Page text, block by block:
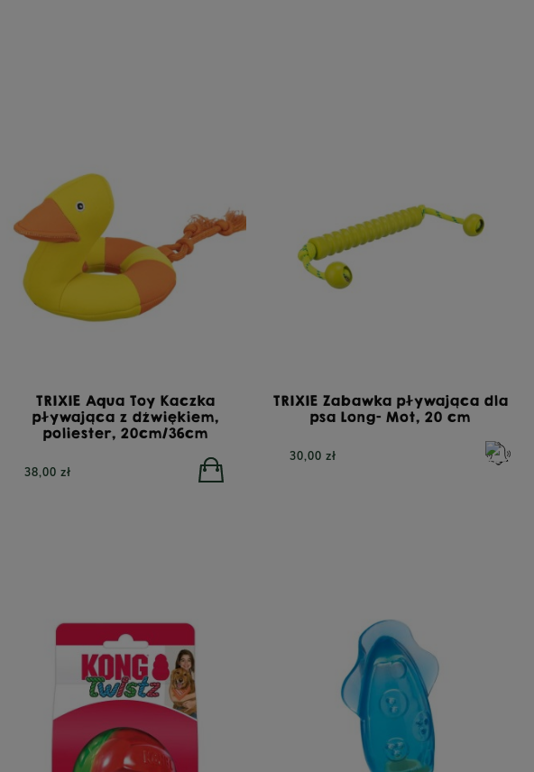
TRIXIE Aqua Toy Kaczka
pływająca z dźwiękiem,
poliester, 20cm/36cm
38,00 zł
TRIXIE Zabawka pływająca dla
psa Long- Mot, 20 cm
30,00 zł